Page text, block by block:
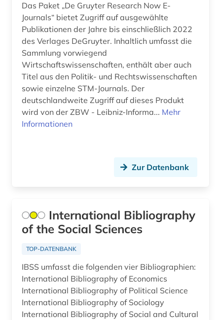
referat <dokumentation> (1)
regionale wirtschaftsintegration (1)
schriftenreihe (1)
scientific collaboration (1)
slavistik (1)
sozialer indikator (1)
sprachwissenschaften (1)
statistik (6)
statistische datenbank (1)
steuerrecht (2)
studium (2)
Das Paket „De Gruyter Research Now E-
Journals“ bietet Zugriff auf ausgewählte
Publikationen der Jahre bis einschließlich 2022
des Verlages DeGruyter. Inhaltlich umfasst die
Sammlung vorwiegend
Wirtschaftswissenschaften, enthält aber auch
Titel aus den Politik- und Rechtswissenschaften
sowie einzelne STM-Journals. Der
deutschlandweite Zugriff auf dieses Produkt
wird von der ZBW - Leibniz-Informa... Mehr
Informationen
Zur Datenbank
International Bibliography
of the Social Sciences
TOP-DATENBANK
IBSS umfasst die folgenden vier Bibliographien:
International Bibliography of Economics
International Bibliography of Political Science
International Bibliography of Sociology
International Bibliography of Social and Cultural